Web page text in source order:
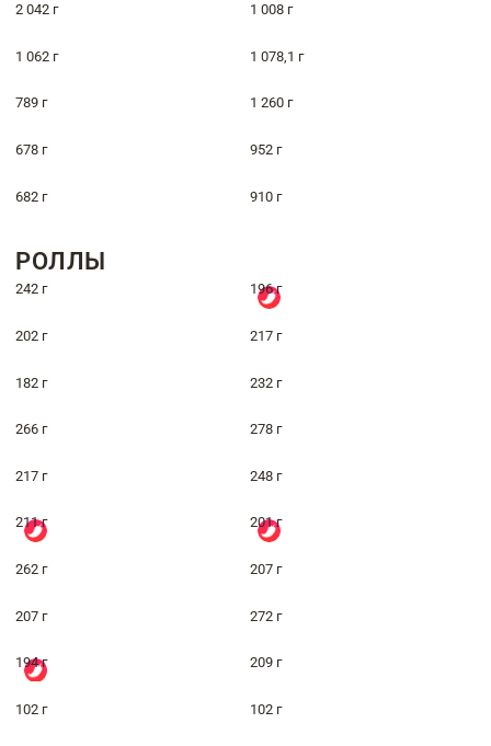
2 042 г 1 008 г
1 062 г 1 078,1 г
789 г 1 260 г
678 г 952 г
682 г 910 г
РОЛЛЫ
242 г 196 г
202 г 217 г
182 г 232 г
266 г 278 г
217 г 248 г
211 г 201 г
262 г 207 г
207 г 272 г
194 г 209 г
102 г 102 г